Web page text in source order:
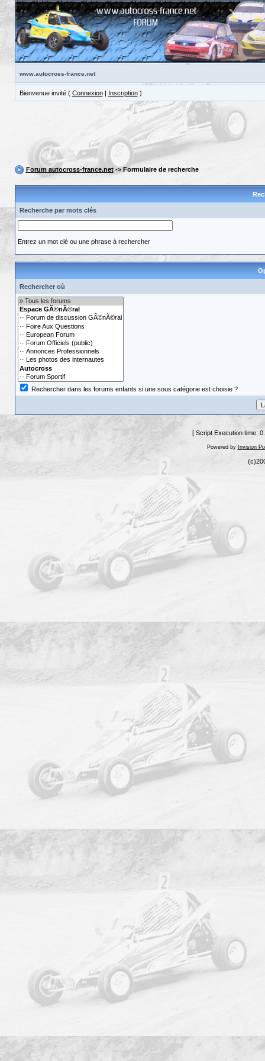
www.autocross-france.net
Bienvenue invité ( Connexion| Inscription)
Forum autocross-france.net-> Formulaire de recherche
Recherche par mots clés
Entrez un mot clé ou une phrase à rechercher
Rechercher où
Rechercher dans les forums enfants si une sous catégorie est choisie ?
[ Script Execution time:
Powered by Invision